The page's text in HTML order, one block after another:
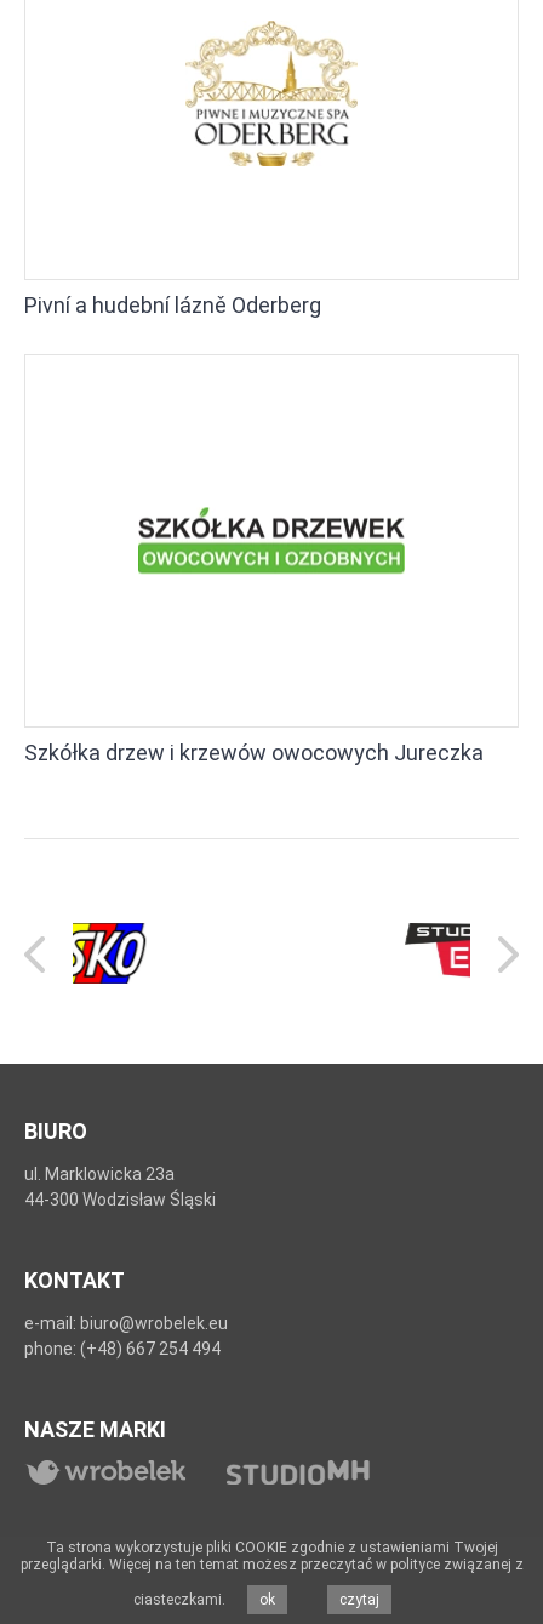
Pivní a hudební lázně Oderberg
Szkółka drzew i krzewów owocowych Jureczka
BIURO
ul. Marklowicka 23a
44-300 Wodzisław Śląski
KONTAKT
e-mail: biuro@wrobelek.eu
phone: (+48) 667 254 494
NASZE MARKI
Ta strona wykorzystuje pliki COOKIE zgodnie z ustawieniami Twojej
przeglądarki. Więcej na ten temat możesz przeczytać w polityce związanej z
ciasteczkami. ok czytaj